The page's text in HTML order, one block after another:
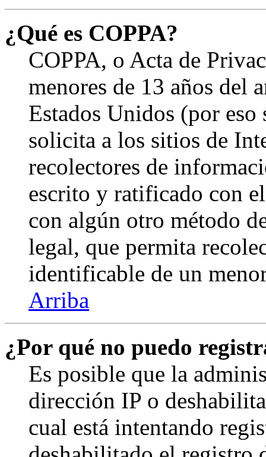
¿Qué es COPPA?
COPPA, o Acta de
menores de 13 años del
Estados Unidos (por eso
solicita a los sitios de
recolectores de
escrito y ratificado con
con algún otro método
legal, que permita
identificable de un
Arriba
¿Por qué no puedo
Es posible que la
dirección IP o
cual está intentando